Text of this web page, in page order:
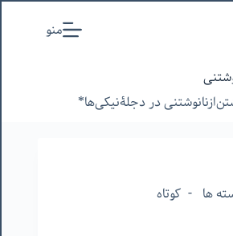
منو
در‌ دجلۀنیکی‌ها*
کوتاه